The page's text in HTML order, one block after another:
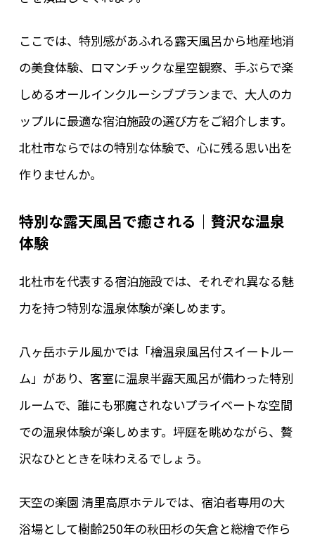
ここでは、特別感があふれる露天風呂から地産地消
の美食体験、ロマンチックな星空観察、手ぶらで楽
しめるオールインクルーシブプランまで、大人のカ
ップルに最適な宿泊施設の選び方をご紹介します。
北杜市ならではの特別な体験で、心に残る思い出を
作りませんか。
特別な露天風呂で癒される｜贅沢な温泉
体験
北杜市を代表する宿泊施設では、それぞれ異なる魅
力を持つ特別な温泉体験が楽しめます。
八ヶ岳ホテル風かでは「檜温泉風呂付スイートルー
ム」があり、客室に温泉半露天風呂が備わった特別
ルームで、誰にも邪魔されないプライベートな空間
での温泉体験が楽しめます。坪庭を眺めながら、贅
沢なひとときを味わえるでしょう。
天空の楽園 清里高原ホテルでは、宿泊者専用の大
浴場として樹齢250年の秋田杉の矢倉と総檜で作ら